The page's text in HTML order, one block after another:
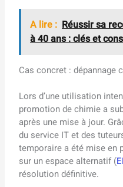
A lire : Réussir sa
à 40 ans : clés et
Cas concret : dépannage
Lors d’une utilisation
promotion de chimie a
après une mise à jour.
du service IT et des
temporaire a été mise en
sur un espace alternatif (
résolution définitive.